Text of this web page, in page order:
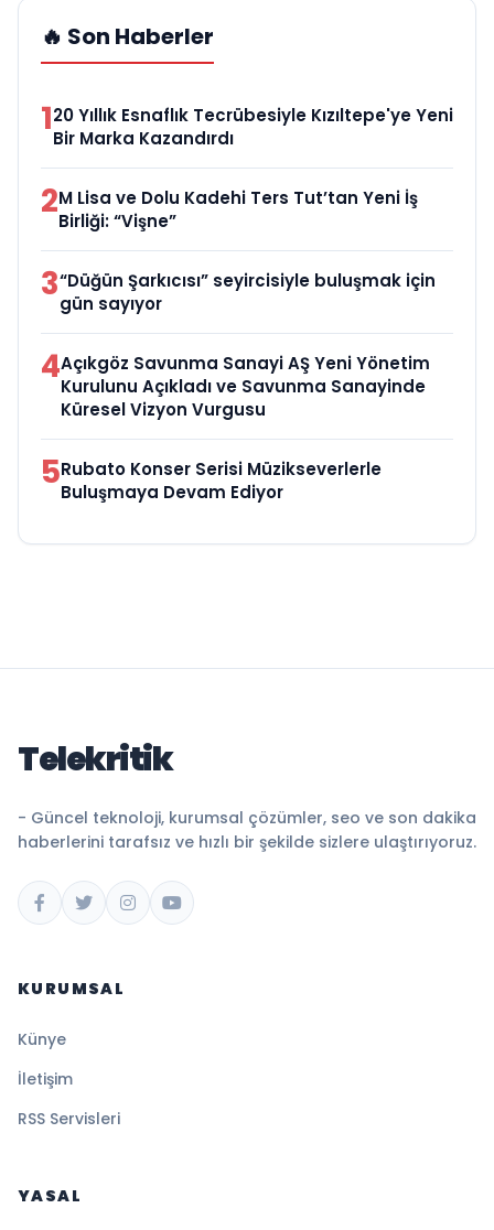
🔥 Son Haberler
120 Yıllık Esnaflık Tecrübesiyle Kızıltepe'ye Yeni
Bir Marka Kazandırdı
2M Lisa ve Dolu Kadehi Ters Tut’tan Yeni İş
Birliği: “Vişne”
3“Düğün Şarkıcısı” seyircisiyle buluşmak için
gün sayıyor
4Açıkgöz Savunma Sanayi AŞ Yeni Yönetim
Kurulunu Açıkladı ve Savunma Sanayinde
Küresel Vizyon Vurgusu
5Rubato Konser Serisi Müzikseverlerle
Buluşmaya Devam Ediyor
Telekritik
- Güncel teknoloji, kurumsal çözümler, seo ve son dakika
haberlerini tarafsız ve hızlı bir şekilde sizlere ulaştırıyoruz.
KURUMSAL
Künye
İletişim
RSS Servisleri
YASAL